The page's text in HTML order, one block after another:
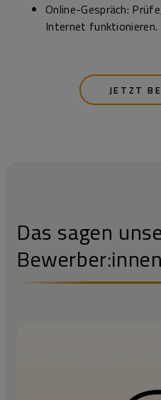
Online-Gespräch:
Internet funktionieren.
JETZT
Das sagen
Bewerber:innen